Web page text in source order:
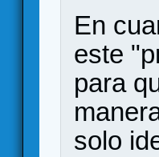
En
este
para
solo